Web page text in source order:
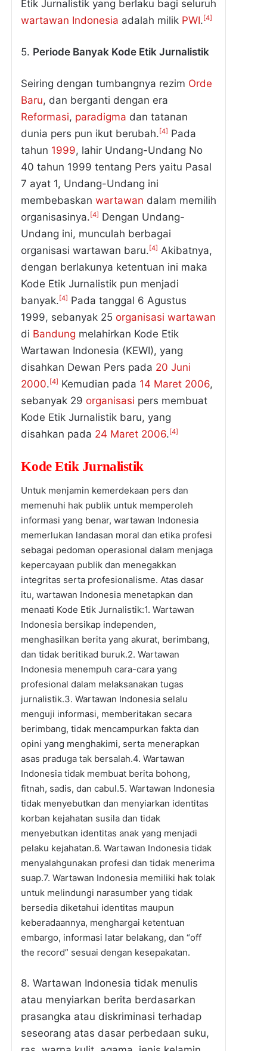
Etik Jurnalistik yang berlaku bagi seluruh
wartawan Indonesia adalah milik PWI.[4]
5. Periode Banyak Kode Etik Jurnalistik
Seiring dengan tumbangnya rezim Orde
Baru, dan berganti dengan era
Reformasi, paradigma dan tatanan
dunia pers pun ikut berubah.[4] Pada
tahun 1999, lahir Undang-Undang No
40 tahun 1999 tentang Pers yaitu Pasal
7 ayat 1, Undang-Undang ini
membebaskanwartawan dalam memilih
organisasinya.[4] Dengan Undang-
Undang ini, munculah berbagai
organisasi wartawan baru.[4] Akibatnya,
dengan berlakunya ketentuan ini maka
Kode Etik Jurnalistik pun menjadi
banyak.[4] Pada tanggal 6 Agustus
1999, sebanyak 25organisasi wartawan
di Bandung melahirkan Kode Etik
Wartawan Indonesia (KEWI), yang
disahkan Dewan Pers pada 20 Juni
2000.[4] Kemudian pada 14 Maret 2006,
sebanyak 29organisasi pers membuat
Kode Etik Jurnalistik baru, yang
disahkan pada 24 Maret 2006.[4]
Kode Etik Jurnalistik
Untuk menjamin kemerdekaan pers dan
memenuhi hak publik untuk memperoleh
informasi yang benar, wartawan Indonesia
memerlukan landasan moral dan etika profesi
sebagai pedoman operasional dalam menjaga
kepercayaan publik dan menegakkan
integritas serta profesionalisme. Atas dasar
itu, wartawan Indonesia menetapkan dan
menaati Kode Etik Jurnalistik:1. Wartawan
Indonesia bersikap independen,
menghasilkan berita yang akurat, berimbang,
dan tidak beritikad buruk.2. Wartawan
Indonesia menempuh cara-cara yang
profesional dalam melaksanakan tugas
jurnalistik.3. Wartawan Indonesia selalu
menguji informasi, memberitakan secara
berimbang, tidak mencampurkan fakta dan
opini yang menghakimi, serta menerapkan
asas praduga tak bersalah.4. Wartawan
Indonesia tidak membuat berita bohong,
fitnah, sadis, dan cabul.5. Wartawan Indonesia
tidak menyebutkan dan menyiarkan identitas
korban kejahatan susila dan tidak
menyebutkan identitas anak yang menjadi
pelaku kejahatan.6. Wartawan Indonesia tidak
menyalahgunakan profesi dan tidak menerima
suap.7. Wartawan Indonesia memiliki hak tolak
untuk melindungi narasumber yang tidak
bersedia diketahui identitas maupun
keberadaannya, menghargai ketentuan
embargo, informasi latar belakang, dan “off
the record” sesuai dengan kesepakatan.
8. Wartawan Indonesia tidak menulis
atau menyiarkan berita berdasarkan
prasangka atau diskriminasi terhadap
seseorang atas dasar perbedaan suku,